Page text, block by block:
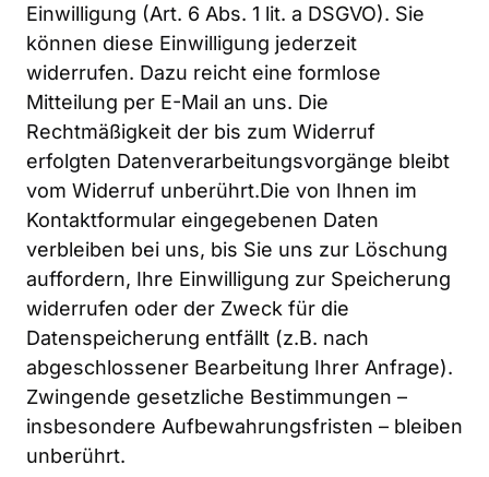
Einwilligung (Art. 6 Abs. 1 lit. a DSGVO). Sie
können diese Einwilligung jederzeit
widerrufen. Dazu reicht eine formlose
Mitteilung per E-Mail an uns. Die
Rechtmäßigkeit der bis zum Widerruf
erfolgten Datenverarbeitungsvorgänge bleibt
vom Widerruf unberührt.Die von Ihnen im
Kontaktformular eingegebenen Daten
verbleiben bei uns, bis Sie uns zur Löschung
auffordern, Ihre Einwilligung zur Speicherung
widerrufen oder der Zweck für die
Datenspeicherung entfällt (z.B. nach
abgeschlossener Bearbeitung Ihrer Anfrage).
Zwingende gesetzliche Bestimmungen –
insbesondere Aufbewahrungsfristen – bleiben
unberührt.